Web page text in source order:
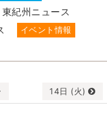
紀州ニュース
イベント情報
14日 (火)